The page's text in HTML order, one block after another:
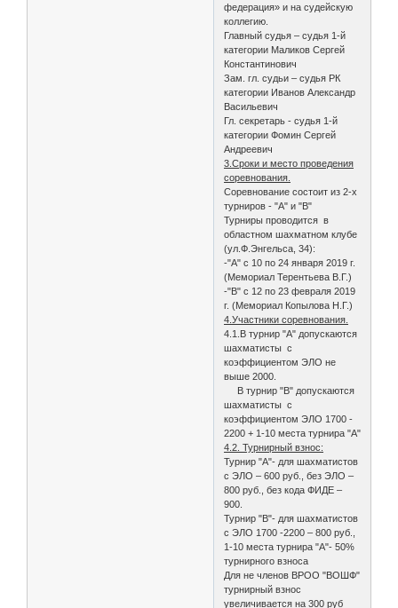
федерация» и на судейскую
коллегию.
Главный судья – судья 1-й
категории Маликов Сергей
Константинович
Зам. гл. судьи – судья РК
категории Иванов Александр
Васильевич
Гл. секретарь - судья 1-й
категории Фомин Сергей
Андреевич
3.Сроки и место проведения
соревнования.
Соревнование состоит из 2-х
турниров - "А" и "В"
Турниры проводится в
областном шахматном клубе
(ул.Ф.Энгельса, 34):
-"А" с 10 по 24 января 2019 г.
(Мемориал Терентьева В.Г.)
-"В" с 12 по 23 февраля 2019
г. (Мемориал Копылова Н.Г.)
4.Участники соревнования.
4.1.В турнир "А" допускаются
шахматисты с
коэффициентом ЭЛО не
выше 2000.
В турнир "В" допускаются
шахматисты с
коэффициентом ЭЛО 1700 -
2200 + 1-10 места турнира "А"
4.2. Турнирный взнос:
Турнир "А"- для шахматистов
с ЭЛО – 600 руб., без ЭЛО –
800 руб., без кода ФИДЕ –
900.
Турнир "В"- для шахматистов
с ЭЛО 1700 -2200 – 800 руб.,
1-10 места турнира "А"- 50%
турнирного взноса
Для не членов ВРОО "ВОШФ"
турнирный взнос
увеличивается на 300 руб